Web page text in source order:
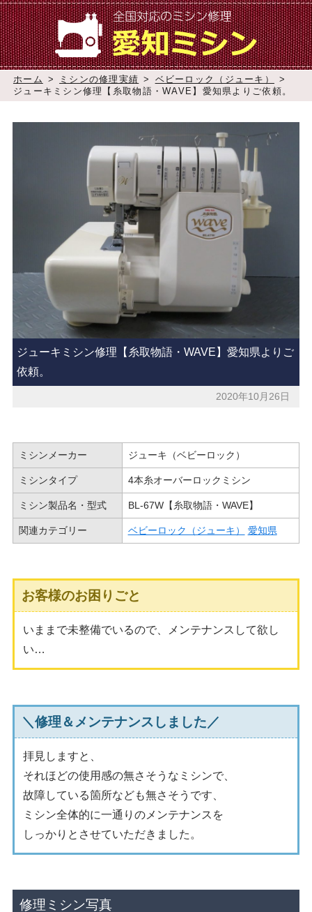
ホーム > ミシンの修理実績 > ベビーロック（ジューキ）
>
ジューキミシン修理【糸取物語・WAVE】愛知県よりご依頼。
ジューキミシン修理【糸取物語・WAVE】愛知県よりご
依頼。
2020年10月26日
ミシンメーカー ジューキ（ベビーロック）
ミシンタイプ 4本糸オーバーロックミシン
ミシン製品名・型式 BL-67W【糸取物語・WAVE】
関連カテゴリー ベビーロック（ジューキ） 愛知県
お客様のお困りごと
いままで未整備でいるので、メンテナンスして欲し
い…
＼修理＆メンテナンスしました／
拝見しますと、
それほどの使用感の無さそうなミシンで、
故障している箇所なども無さそうです、
ミシン全体的に一通りのメンテナンスを
しっかりとさせていただきました。
修理ミシン写真